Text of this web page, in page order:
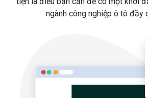
ngành công nghiệp ô tô đầy